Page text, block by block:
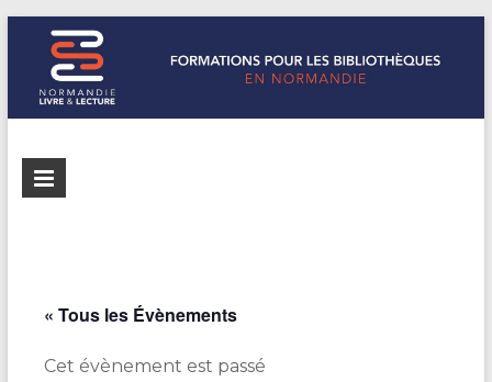
Formations
Normandie
Normandie
Livre &
bibliothèques
« Tous les Évènements
Cet évènement est passé